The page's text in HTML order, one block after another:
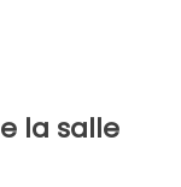
la salle